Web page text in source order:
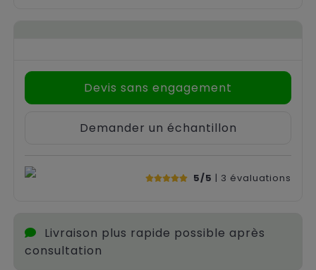
Devis sans engagement
Demander un échantillon
5/5 | 3 évaluations
Livraison plus rapide possible après
consultation